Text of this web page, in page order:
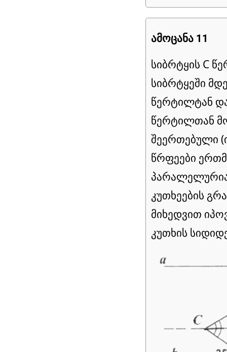
ამოცანა 11
სიბრტყის C
სიბრტყეში
წერტილტან
წერტილთან
შეერთებული
წრფეები
კუთხეების
მიხედვით
კუთხის